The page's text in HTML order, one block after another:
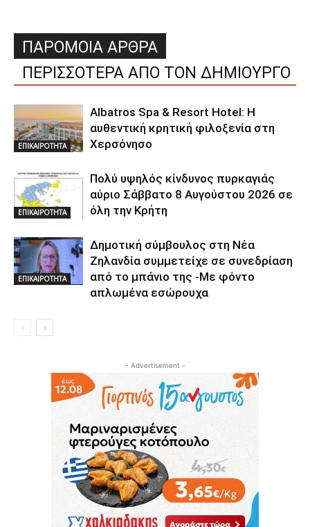
ΠΑΡΟΜΟΙΑ ΑΡΘΡΑ
ΠΕΡΙΣΣΟΤΕΡΑ ΑΠΟ ΤΟΝ ΔΗΜΙΟΥΡΓΟ
ΕΠΙΚΑΙΡΟΤΗΤΑ
Albatros Spa & Resort Hotel: Η
αυθεντική κρητική φιλοξενία στη
Χερσόνησο
ΕΠΙΚΑΙΡΟΤΗΤΑ
Πολύ υψηλός κίνδυνος πυρκαγιάς
αύριο Σάββατο 8 Αυγούστου 2026 σε
όλη την Κρήτη
ΕΠΙΚΑΙΡΟΤΗΤΑ
Δημοτική σύμβουλος στη Νέα
Ζηλανδία συμμετείχε σε συνεδρίαση
από το μπάνιο της -Με φόντο
απλωμένα εσώρουχα
- Advertisement -